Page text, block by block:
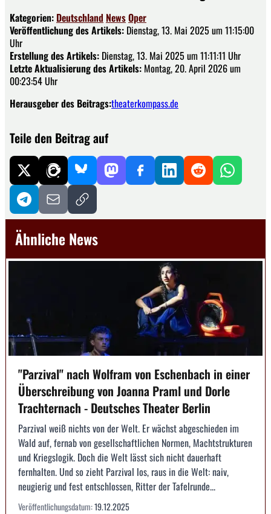
Kategorien: Deutschland NewsOper
Veröffentlichung des Artikels: Dienstag, 13. Mai 2025 um 11:15:00
Uhr
Erstellung des Artikels: Dienstag, 13. Mai 2025 um 11:11:11 Uhr
Letzte Aktualisierung des Artikels: Montag, 20. April 2026 um
00:23:54 Uhr
Herausgeber des Beitrags:theaterkompass.de
Teile den Beitrag auf
Ähnliche News
"Parzival" nach Wolfram von Eschenbach in einer
Überschreibung von Joanna Praml und Dorle
Trachternach - Deutsches Theater Berlin
Parzival weiß nichts von der Welt. Er wächst abgeschieden im
Wald auf, fernab von gesellschaftlichen Normen, Machtstrukturen
und Kriegslogik. Doch die Welt lässt sich nicht dauerhaft
fernhalten. Und so zieht Parzival los, raus in die Welt: naiv,
neugierig und fest entschlossen, Ritter der Tafelrunde...
Veröffentlichungsdatum:19.12.2025